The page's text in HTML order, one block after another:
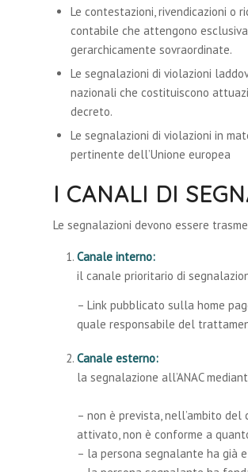
Le contestazioni, rivendicazioni o
contabile che attengono
gerarchicamente sovraordinate.
Le segnalazioni di violazioni
nazionali che costituiscono
decreto.
Le segnalazioni di violazioni in
pertinente dell’Unione europea
I CANALI DI
Le segnalazioni devono essere
Canale interno:
il canale prioritario di
– Link pubblicato sulla home
quale responsabile del
Canale esterno:
la segnalazione all’ANAC
– non è prevista, nell’ambito
attivato, non è conforme a
– la persona segnalante ha già